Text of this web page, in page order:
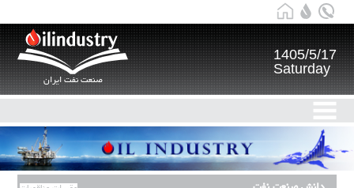
صنعت نفت ایران
1405/5/17
Saturday